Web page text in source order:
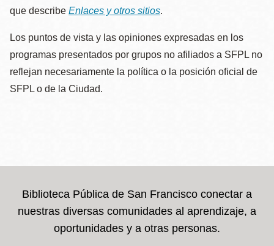
que describe Enlaces y otros sitios.
Los puntos de vista y las opiniones expresadas en los
programas presentados por grupos no afiliados a SFPL no
reflejan necesariamente la política o la posición oficial de
SFPL o de la Ciudad.
Biblioteca Pública de San Francisco conectar a
nuestras diversas comunidades al aprendizaje, a
oportunidades y a otras personas.